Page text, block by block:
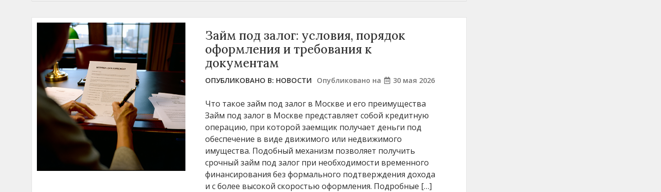
Займ под залог: условия, порядок
оформления и требования к
документам
ОПУБЛИКОВАНО В: НОВОСТИ Опубликовано на 30 мая 2026
Что такое займ под залог в Москве и его преимущества
Займ под залог в Москве представляет собой кредитную
операцию, при которой заемщик получает деньги под
обеспечение в виде движимого или недвижимого
имущества. Подобный механизм позволяет получить
срочный займ под залог при необходимости временного
финансирования без формального подтверждения дохода
и с более высокой скоростью оформления. Подробные […]